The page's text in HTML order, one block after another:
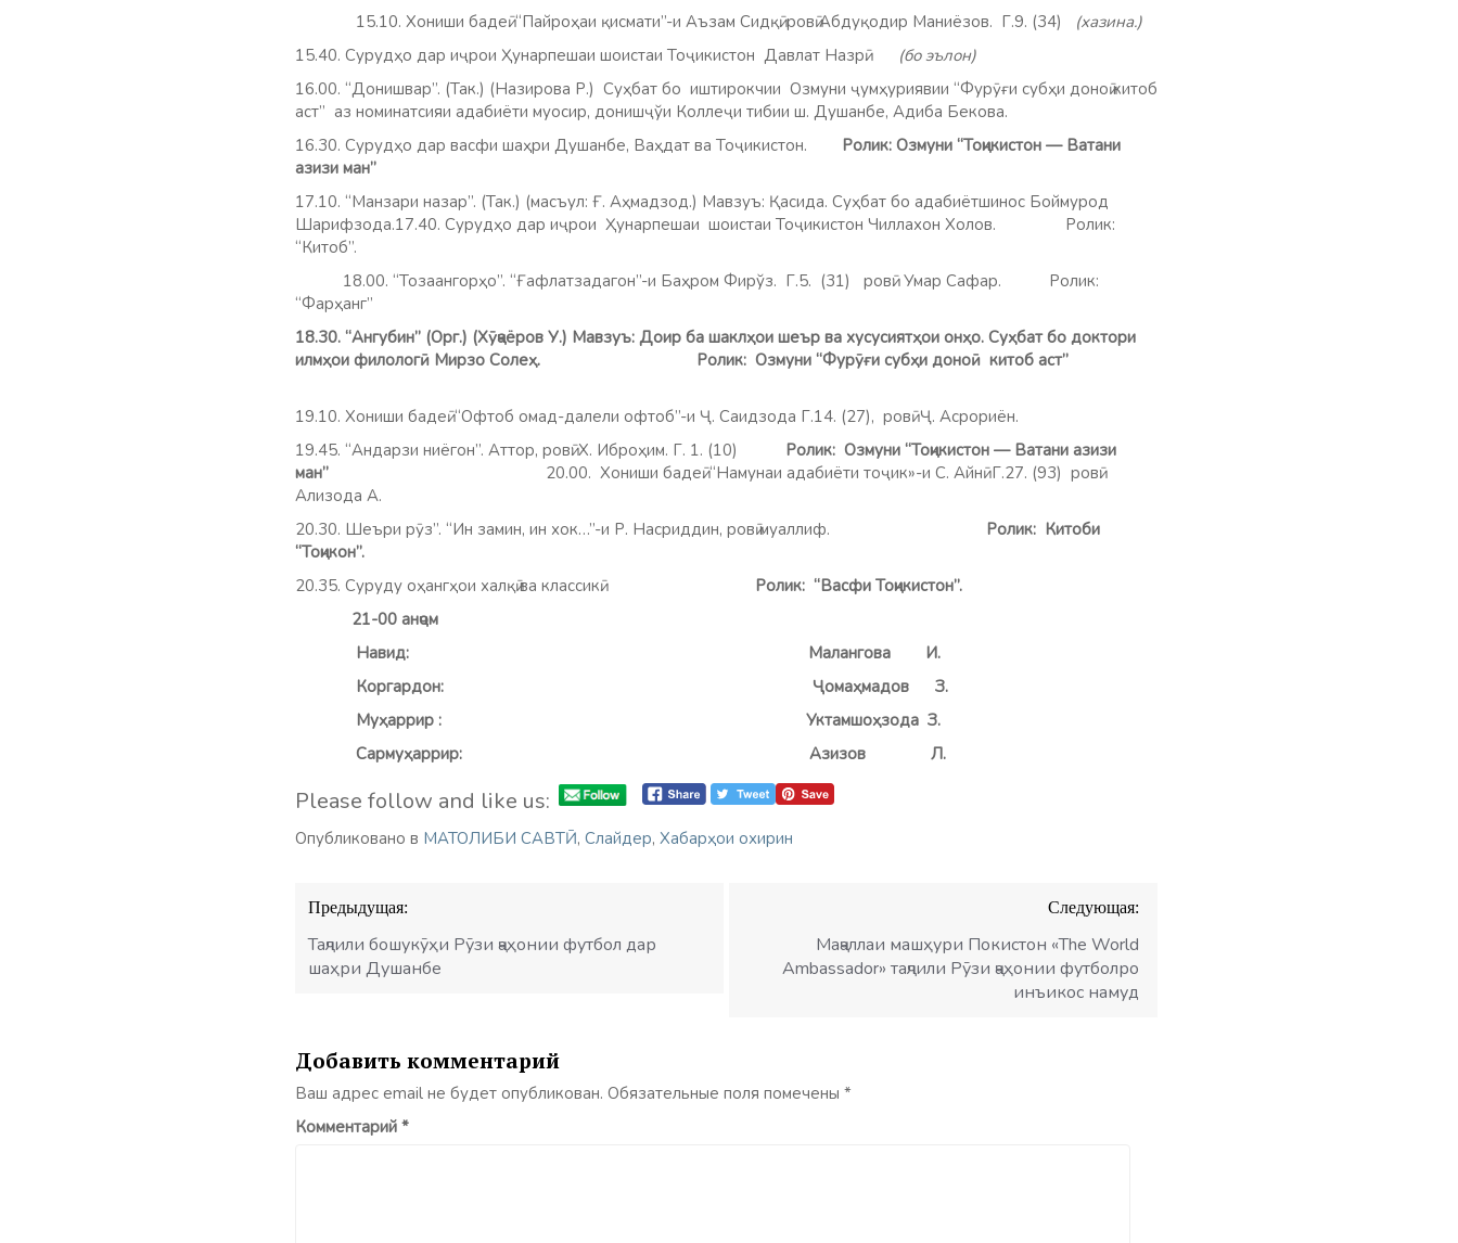
15.10. Хониши бадеӣ. “Пайроҳаи қисмати”-и Аъзам Сидқӣ. ровӣ Абдуқодир Маниёзов. Г.9. (34) (хазина.)
15.40. Сурудҳо дар иҷрои Ҳунарпешаи шоистаи Тоҷикистон Давлат Назрӣ. (бо эълон)
16.00. “Донишвар”. (Так.) (Назирова Р.) Суҳбат бо иштирокчии Озмуни ҷумҳуриявии “Фурӯғи субҳи доноӣ китоб
аст” аз номинатсияи адабиёти муосир, донишҷўи Коллеҷи тибии ш. Душанбе, Адиба Бекова.
16.30. Сурудҳо дар васфи шаҳри Душанбе, Ваҳдат ва Тоҷикистон. Ролик: Озмуни “Тоҷикистон — Ватани
азизи ман”
17.10. “Манзари назар”. (Так.) (масъул: Ғ. Аҳмадзод.) Мавзуъ: Қасида. Суҳбат бо адабиётшинос Боймурод
Шарифзода.17.40. Сурудҳо дар иҷрои Ҳунарпешаи шоистаи Тоҷикистон Чиллахон Холов. Ролик:
“Китоб”.
18.00. “Тозаангорҳо”. “Ғафлатзадагон”-и Баҳром Фирўз. Г.5. (31) ровӣ: Умар Сафар. Ролик:
“Фарҳанг”
18.30. “Ангубин” (Орг.) (Хӯҷаёров У.) Мавзуъ: Доир ба шаклҳои шеър ва хусусиятҳои онҳо. Суҳбат бо доктори
илмҳои филологӣ Мирзо Солеҳ. Ролик: Озмуни “Фурӯғи субҳи доноӣ китоб аст”
19.10. Хониши бадеӣ. “Офтоб омад-далели офтоб”-и Ҷ. Саидзода Г.14. (27), ровӣ Ҷ. Асрориён.
19.45. “Андарзи ниёгон”. Аттор, ровӣ: Х. Иброҳим. Г. 1. (10) Ролик: Озмуни “Тоҷикистон — Ватани азизи
ман” 20.00. Хониши бадеӣ. “Намунаи адабиёти тоҷик»-и С. Айнӣ Г.27. (93) ровӣ:
Ализода А.
20.30. Шеъри рӯз”. “Ин замин, ин хок…”-и Р. Насриддин, ровӣ муаллиф.
Ролик: Китоби
“Тоҷикон”.
20.35. Суруду оҳангҳои халқӣ ва классикӣ. Ролик: “Васфи Тоҷикистон”.
21-00 анҷом
Навид: Малангова И.
Коргардон: Ҷомаҳмадов З.
Муҳаррир : Уктамшоҳзода З.
Сармуҳаррир: Азизов Л.
Please follow and like us:
Опубликовано в МАТОЛИБИ САВТӢ, Слайдер, Хабарҳои охирин
Навигация
по
записям
Предыдущая:
Таҷлили бошукӯҳи Рӯзи ҷаҳонии футбол дар
шаҳри Душанбе
Следующая:
Маҷаллаи машҳури Покистон «The World
Ambassador» таҷлили Рӯзи ҷаҳонии футболро
инъикос намуд
Добавить комментарий
Ваш адрес email не будет опубликован. Обязательные поля помечены *
Комментарий *